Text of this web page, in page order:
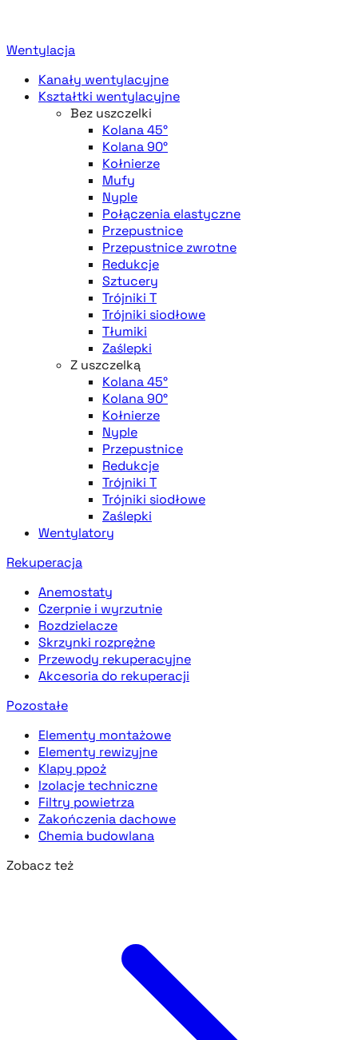
Wentylacja
Kanały wentylacyjne
Kształtki wentylacyjne
Bez uszczelki
Kolana 45°
Kolana 90°
Kołnierze
Mufy
Nyple
Połączenia elastyczne
Przepustnice
Przepustnice zwrotne
Redukcje
Sztucery
Trójniki T
Trójniki siodłowe
Tłumiki
Zaślepki
Z uszczelką
Kolana 45°
Kolana 90°
Kołnierze
Nyple
Przepustnice
Redukcje
Trójniki T
Trójniki siodłowe
Zaślepki
Wentylatory
Rekuperacja
Anemostaty
Czerpnie i wyrzutnie
Rozdzielacze
Skrzynki rozprężne
Przewody rekuperacyjne
Akcesoria do rekuperacji
Pozostałe
Elementy montażowe
Elementy rewizyjne
Klapy ppoż
Izolacje techniczne
Filtry powietrza
Zakończenia dachowe
Chemia budowlana
Zobacz też